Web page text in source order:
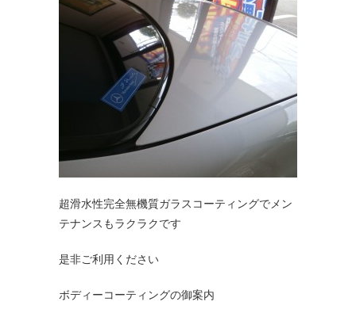
超滑水性完全無機質ガラスコーティングでメン
テナンスもラクラクです
是非ご利用ください
ボディーコーティングの御案内